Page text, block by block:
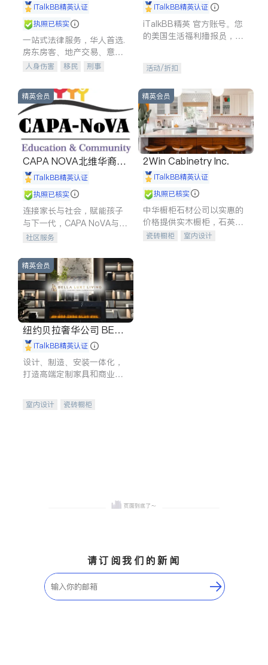
iTalkBB精英认证
执照已核实
一站式法律服务，华人首选.
房东房客、地产交易、意外
伤害、车祸重伤、商业诉
建筑合同、刑事案件全包办
人身伤害 移民
刑事
信托/遗嘱
商业
索赔
律师-其它 保释
iTalkBB精英认证
iTalkBB精英 官方账号。您
的美国生活福利播报员，精
专属福利。
活动/折扣
精英会员
CAPA NOVA北维华裔家
长会iTalkBB精英认证
执照已核实
连接家长与社会，赋能孩子
与下一代，CAPA NoVA与您
携手建设包容、公平、充满
社区服务
精英会员
2Win Cabinetry Inc.
iTalkBB精英认证
执照已核实
中华橱柜石材公司以实惠的
价格提供实木橱柜，石英石
台面，多种优质不锈钢水
瓷砖橱柜
室内设计
精英会员
纽约贝拉奢华公司 BELL
A LUXE
iTalkBB精英认证
设计、制造、安装一体化，
打造高端定制家具和商业空
室内设计
瓷砖橱柜
请订阅我们的新闻